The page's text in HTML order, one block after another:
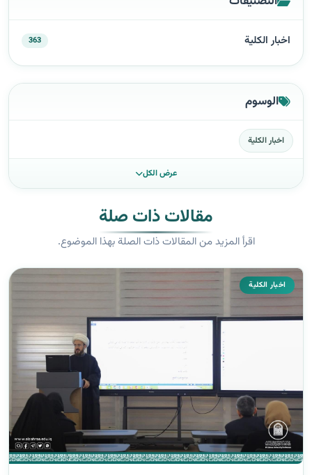
اخبار الكلية 363
الوسوم
اخبار الكلية
عرض الكل
مقالات ذات صلة
اقرأ المزيد من المقالات ذات الصلة بهذا الموضوع.
اخبار الكلية